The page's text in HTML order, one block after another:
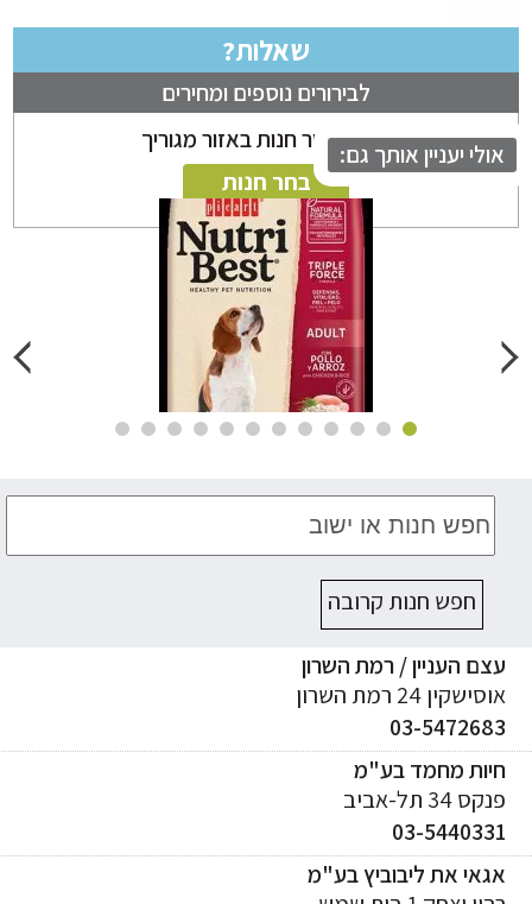
שאלות?
לבירורים נוספים ומחירים
ניתן לבחור חנות באזור מגוריך
בחר חנות
יעניין אותך גם:
חפש חנות קרובה
העניין / רמת השרון
24 רמת השרון
03-
מחמד בע"מ
34 תל-אביב
03-
את ליבוביץ בע"מ